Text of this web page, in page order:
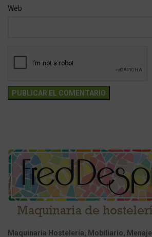
Web
Maquinaria Hostelería, Mobiliario, Menaje